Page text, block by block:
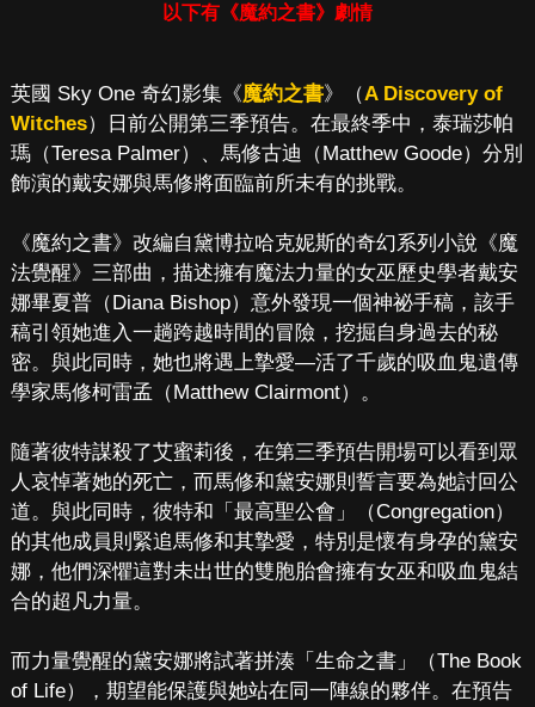
以下有《魔約之書》劇情
英國 Sky One 奇幻影集《魔約之書》（A Discovery of
Witches）日前公開第三季預告。在最終季中，泰瑞莎帕
瑪（Teresa Palmer）、馬修古迪（Matthew Goode）分別
飾演的戴安娜與馬修將面臨前所未有的挑戰。
《魔約之書》改編自黛博拉哈克妮斯的奇幻系列小說《魔
法覺醒》三部曲，描述擁有魔法力量的女巫歷史學者戴安
娜畢夏普（Diana Bishop）意外發現一個神祕手稿，該手
稿引領她進入一趟跨越時間的冒險，挖掘自身過去的秘
密。與此同時，她也將遇上摯愛—活了千歲的吸血鬼遺傳
學家馬修柯雷孟（Matthew Clairmont）。
隨著彼特謀殺了艾蜜莉後，在第三季預告開場可以看到眾
人哀悼著她的死亡，而馬修和黛安娜則誓言要為她討回公
道。與此同時，彼特和「最高聖公會」（Congregation）
的其他成員則緊追馬修和其摯愛，特別是懷有身孕的黛安
娜，他們深懼這對未出世的雙胞胎會擁有女巫和吸血鬼結
合的超凡力量。
而力量覺醒的黛安娜將試著拼湊「生命之書」（The Book
of Life），期望能保護與她站在同一陣線的夥伴。在預告